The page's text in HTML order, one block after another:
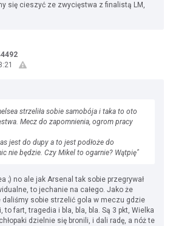
się cieszyć ze zwycięstwa z finalistą LM,
strzeliła sobie samobója i taka to oto
Mecz do zapomnienia, ogrom pracy
jest do dupy a to jest podłoże do
nie będzie. Czy Mikel to ogarnie? Wątpię"
;) no ale jak Arsenal tak sobie przegrywał
to jechanie na całego. Jako że
daliśmy sobie strzelić gola w meczu gdzie
to fart, tragedia i bla, bla, bla. Są 3 pkt, Wielka
dzielnie się bronili, i dali radę, a nóż te